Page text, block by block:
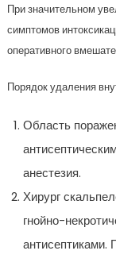
При значительном
симптомов
оперативного
Порядок удаления
Область
анестезия.
Хирург
гнойно-
антисептиками.